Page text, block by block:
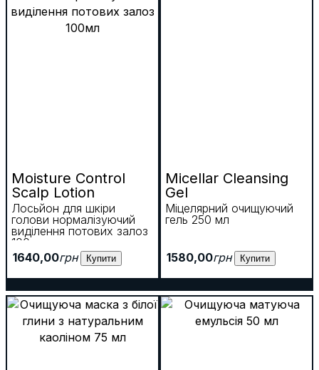
Moisture Control
Scalp Lotion
Лосьйон для шкіри
голови нормалізуючий
виділення потових залоз
100мл
1640,00грн Купити
Micellar Cleansing
Gel
Міцелярний очищуючий
гель 250 мл
1580,00грн Купити